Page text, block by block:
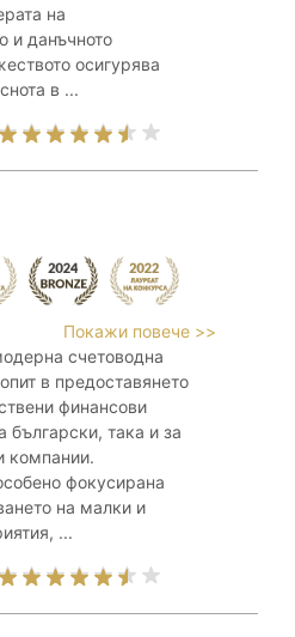
на
и данъчното
осигурява
в ...
Покажи повече >>
счетоводна
в предоставянето
финансови
български, така и за
компании.
фокусирана
на малки и
...